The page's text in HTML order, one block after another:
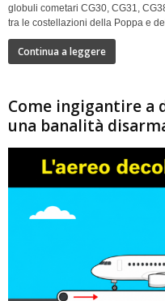
globuli cometari CG30, CG31,
tra le costellazioni della Poppa e
Continua a leggere
Come ingigantire a
una banalità